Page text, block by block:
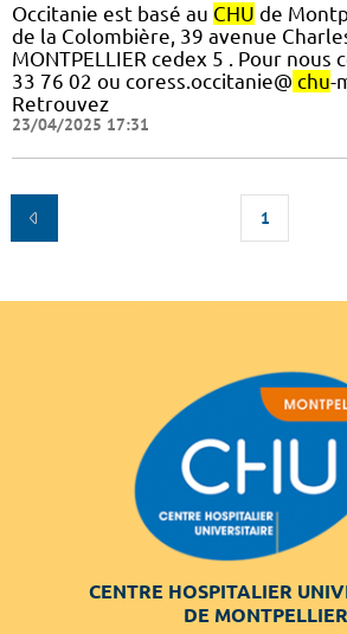
Occitanie est basé au CHU de
de la Colombière, 39 avenue
MONTPELLIER cedex 5 . Pour nous
33 76 02 ou coress.occitanie@ chu-
Retrouvez
23/04/2025 17:31
1
CENTRE HOSPITALIER
DE MONTPELLIER